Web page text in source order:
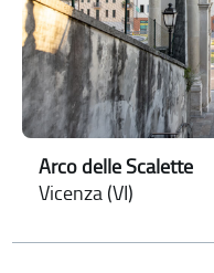
Arco delle Scalette
Vicenza (VI)